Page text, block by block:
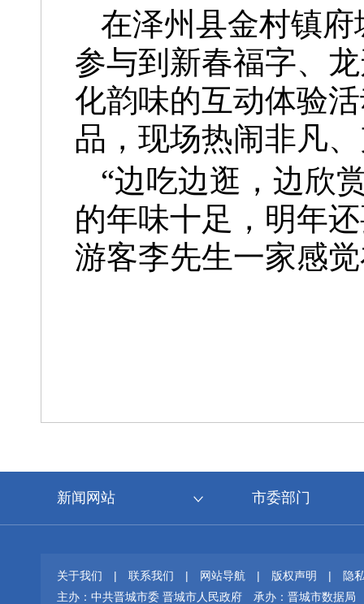
在泽州县金村镇
参与到新春福字、
化韵味的互动体验
品，现场热闹非凡
“边吃边逛，边欣
的年味十足，明年
游客李先生一家感
新闻网站 市委部门
关于我们 | 联系我们 | 网站导航 | 版权声明 |
隐
主办：中共晋城市委 晋城市人民政府
承办：晋城市数据局